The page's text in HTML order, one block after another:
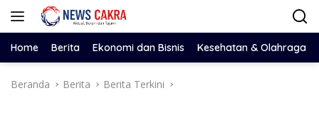
Langsung
Home Berita Ekonomi dan Bisnis Kesehatan & Olahraga
Beranda Berita Berita Terkini